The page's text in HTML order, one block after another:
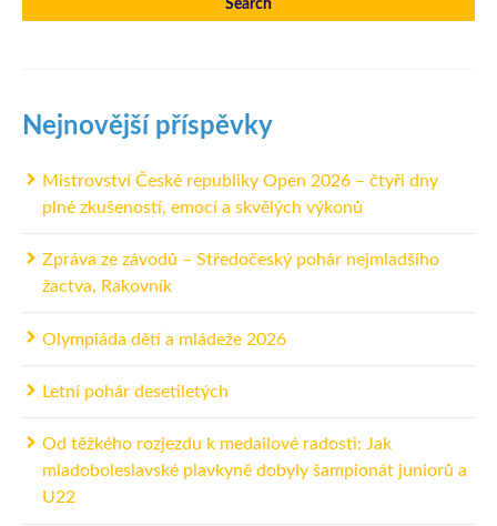
Nejnovější příspěvky
Mistrovství České republiky Open 2026 – čtyři dny
plné zkušeností, emocí a skvělých výkonů
Zpráva ze závodů – Středočeský pohár nejmladšího
žactva, Rakovník
Olympiáda dětí a mládeže 2026
Letní pohár desetiletých
Od těžkého rozjezdu k medailové radosti: Jak
mladoboleslavské plavkyně dobyly šampionát juniorů a
U22